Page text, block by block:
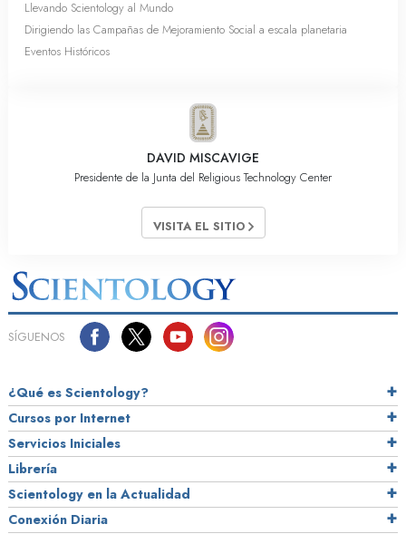
Llevando Scientology al Mundo
Dirigiendo las Campañas de Mejoramiento Social a escala planetaria
Eventos Históricos
DAVID MISCAVIGE
Presidente de la Junta del Religious Technology Center
VISITA EL SITIO
SÍGUENOS
¿Qué es Scientology?
Cursos por Internet
Servicios Iniciales
Librería
Scientology en la Actualidad
Conexión Diaria